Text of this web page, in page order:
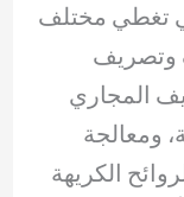
تغطي مختلف
وتصريف
المجاري
ومعالجة
الكريهة